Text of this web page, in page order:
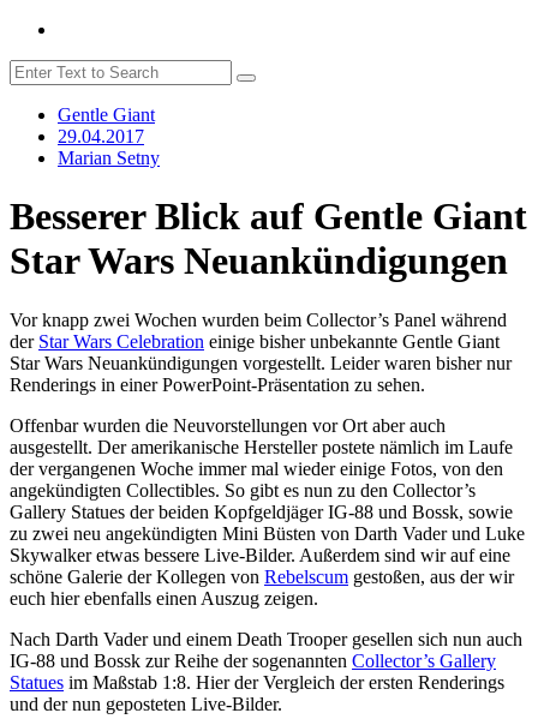
Gentle Giant
29.04.2017
Marian Setny
Besserer Blick auf Gentle Giant
Star Wars Neuankündigungen
Vor knapp zwei Wochen wurden beim Collector’s Panel während
der Star Wars Celebration einige bisher unbekannte Gentle Giant
Star Wars Neuankündigungen vorgestellt. Leider waren bisher nur
Renderings in einer PowerPoint-Präsentation zu sehen.
Offenbar wurden die Neuvorstellungen vor Ort aber auch
ausgestellt. Der amerikanische Hersteller postete nämlich im Laufe
der vergangenen Woche immer mal wieder einige Fotos, von den
angekündigten Collectibles. So gibt es nun zu den Collector’s
Gallery Statues der beiden Kopfgeldjäger IG-88 und Bossk, sowie
zu zwei neu angekündigten Mini Büsten von Darth Vader und Luke
Skywalker etwas bessere Live-Bilder. Außerdem sind wir auf eine
schöne Galerie der Kollegen von Rebelscum gestoßen, aus der wir
euch hier ebenfalls einen Auszug zeigen.
Nach Darth Vader und einem Death Trooper gesellen sich nun auch
IG-88 und Bossk zur Reihe der sogenannten Collector’s Gallery
Statues im Maßstab 1:8. Hier der Vergleich der ersten Renderings
und der nun geposteten Live-Bilder.